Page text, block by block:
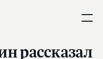
рассказал